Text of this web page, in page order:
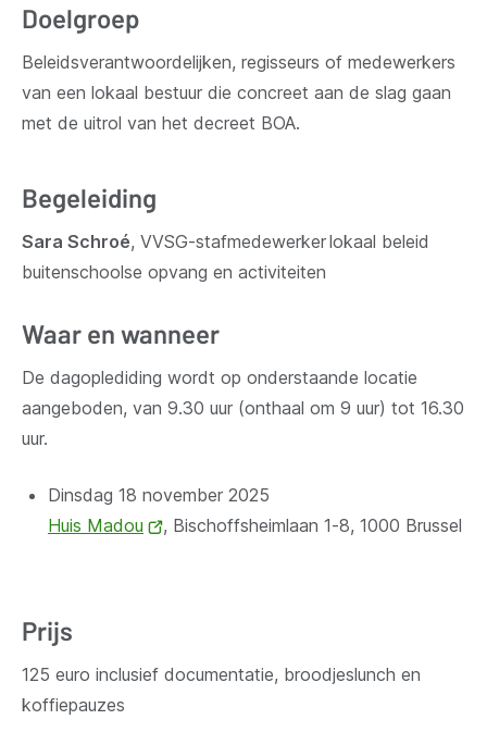
Doelgroep
Beleidsverantwoordelijken, regisseurs of medewerkers
van een lokaal bestuur die concreet aan de slag gaan
met de uitrol van het decreet BOA.
Begeleiding
Sara Schroé, VVSG-stafmedewerker lokaal beleid
buitenschoolse opvang en activiteiten
Waar en wanneer
De dagoplediding wordt op onderstaande locatie
aangeboden, van 9.30 uur (onthaal om 9 uur) tot 16.30
uur.
Dinsdag 18 november 2025
Huis Madou
(opent
, Bischoffsheimlaan 1-8, 1000 Brussel
Prijs
125 euro inclusief documentatie, broodjeslunch en
koffiepauzes​